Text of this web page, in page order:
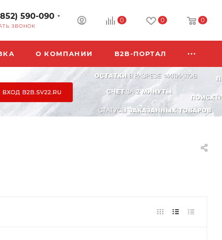
590-090
ЗВОНОК
0 0 0
О КОМПАНИИ B2B-ПОРТАЛ